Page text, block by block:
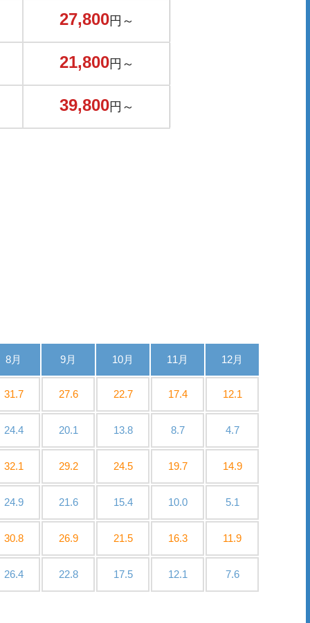
27,800円～
21,800円～
39,800円～
8月 9月 10月 11月 12月
31.7 27.6 22.7 17.4 12.1
24.4 20.1 13.8 8.7 4.7
32.1 29.2 24.5 19.7 14.9
24.9 21.6 15.4 10.0 5.1
30.8 26.9 21.5 16.3 11.9
26.4 22.8 17.5 12.1 7.6